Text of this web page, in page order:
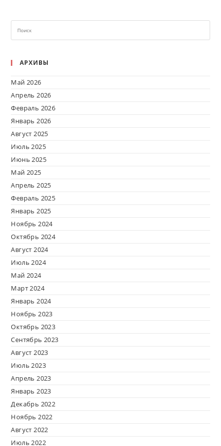
АРХИВЫ
Май 2026
Апрель 2026
Февраль 2026
Январь 2026
Август 2025
Июль 2025
Июнь 2025
Май 2025
Апрель 2025
Февраль 2025
Январь 2025
Ноябрь 2024
Октябрь 2024
Август 2024
Июль 2024
Май 2024
Март 2024
Январь 2024
Ноябрь 2023
Октябрь 2023
Сентябрь 2023
Август 2023
Июль 2023
Апрель 2023
Январь 2023
Декабрь 2022
Ноябрь 2022
Август 2022
Июль 2022